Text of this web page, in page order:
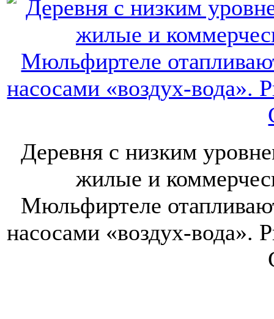
Деревня с низким
жилые и
Мюльфиртеле
насосами «воздух-вода».